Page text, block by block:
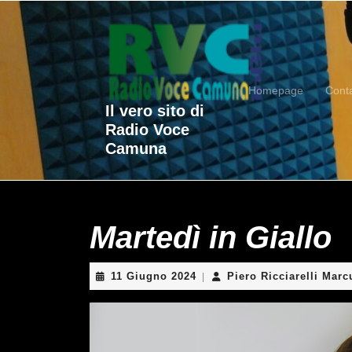
Skip
content
Il vero sito di
Radio Voce
Camuna
Homepage
Martedì in Giallo
11 Giugno 202411
Giugno
2024
Piero Ricciarelli